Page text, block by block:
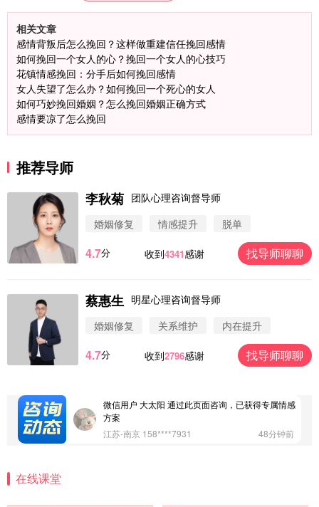
相关文章
感情背叛后怎么挽回？这样做重建信任挽回感情
如何挽回一个女人的心？挽回一个女人的心技巧
花镇情感挽回：分手后如何挽回感情
女人失望了怎么办？如何挽回一个死心的女人
如何巧妙挽回婚姻？怎么挽回婚姻正确方式
感情要凉了怎么挽回
推荐导师
李秋菊 团队心理咨询督导师
婚姻修复
情感提升 脱单
4.7分 收到4341感谢 找导师聊聊
蔡惠生 明星心理咨询督导师
婚姻修复
关系维护 内在提升
4.7分 收到2796感谢 找导师聊聊
微信用户 圆圈 通过此页面咨询，已获得专属情感方
案
微信用户 Vnno 通过此页面咨询，已获得专属情感方
微信用户 大太阳 通过此页面咨询，已获得专属情感
方案
江苏-南京 158****7931
48分钟前
在线课堂